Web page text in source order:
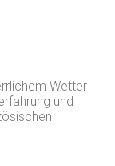
Wetter
und